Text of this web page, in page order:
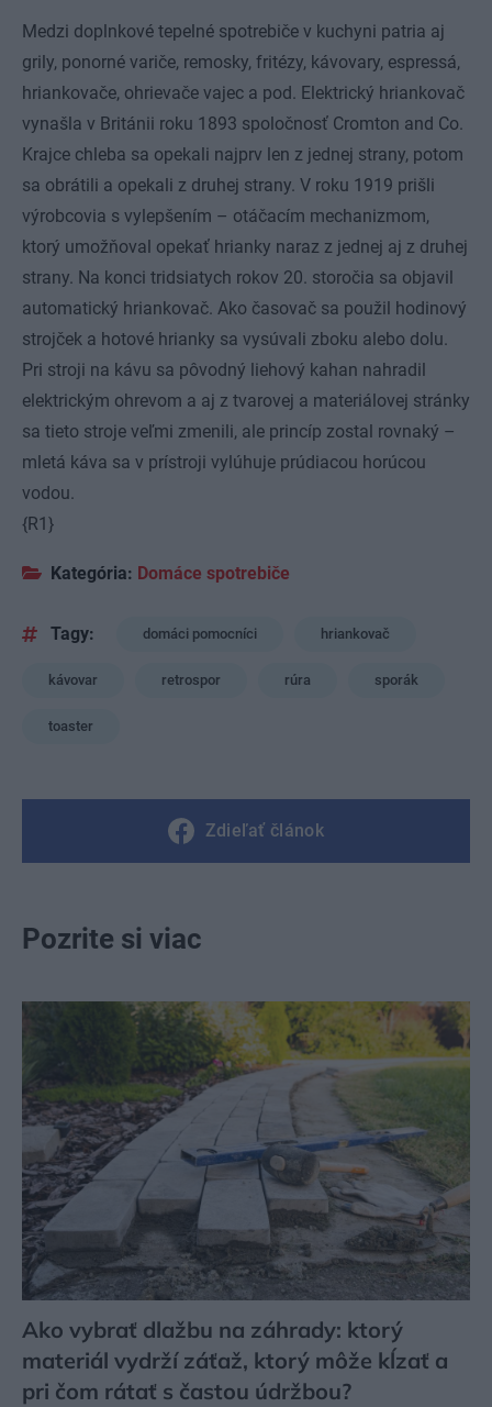
Medzi doplnkové tepelné spotrebiče v kuchyni patria aj
grily, ponorné variče, remosky, fritézy, kávovary, espressá,
hriankovače, ohrievače vajec a pod. Elektrický hriankovač
vynašla v Británii roku 1893 spoločnosť Cromton and Co.
Krajce chleba sa opekali najprv len z jednej strany, potom
sa obrátili a opekali z druhej strany. V roku 1919 prišli
výrobcovia s vylepšením – otáčacím mechanizmom,
ktorý umožňoval opekať hrianky naraz z jednej aj z druhej
strany. Na konci tridsiatych rokov 20. storočia sa objavil
automatický hriankovač. Ako časovač sa použil hodinový
strojček a hotové hrianky sa vysúvali zboku alebo dolu.
Pri stroji na kávu sa pôvodný liehový kahan nahradil
elektrickým ohrevom a aj z tvarovej a materiálovej stránky
sa tieto stroje veľmi zmenili, ale princíp zostal rovnaký –
mletá káva sa v prístroji vylúhuje prúdiacou horúcou
vodou.
{R1}
Kategória: Domáce spotrebiče
Tagy: domáci pomocníci hriankovač
kávovar retrospor rúra sporák
toaster
Zdieľať článok
Pozrite si viac
Ako vybrať dlažbu na záhrady: ktorý
materiál vydrží záťaž, ktorý môže kĺzať a
pri čom rátať s častou údržbou?